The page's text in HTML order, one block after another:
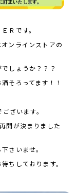
Ｒです。
ンラインストアの
しょうか？？？
そろってます！！
ざいます。
開が決まりました
さいませ。
ちしております。